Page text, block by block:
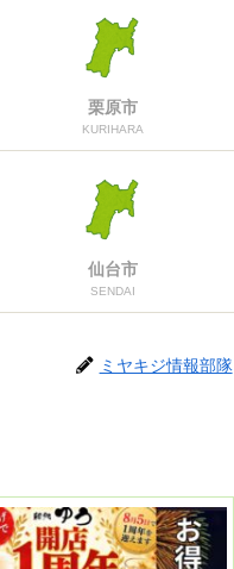
栗原市
KURIHARA
仙台市
SENDAI
ミヤキジ情報部隊